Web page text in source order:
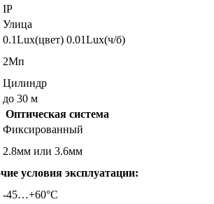
IP
Улица
0.1Lux(цвет) 0.01Lux(ч/б)
2Мп
Цилиндр
до 30 м
Оптическая система
Фиксированный
2.8мм или 3.6мм
условия эксплуатации:
-45…+60°С